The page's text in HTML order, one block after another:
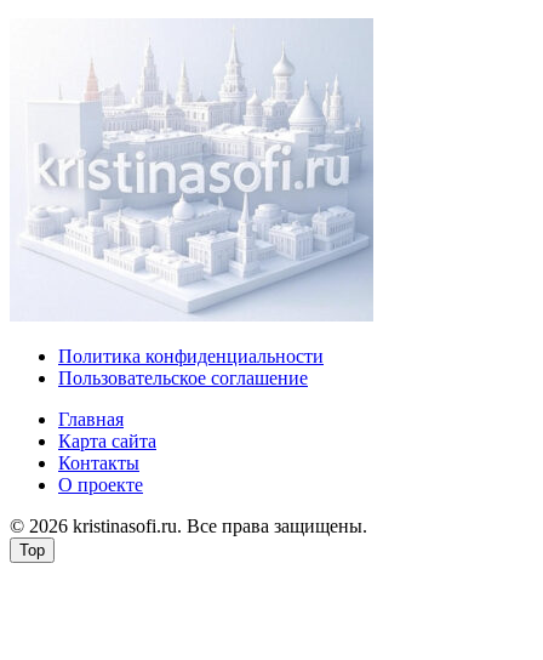
Политика конфиденциальности
Пользовательское соглашение
Главная
Карта сайта
Контакты
О проекте
© 2026 kristinasofi.ru. Все права защищены.
Top